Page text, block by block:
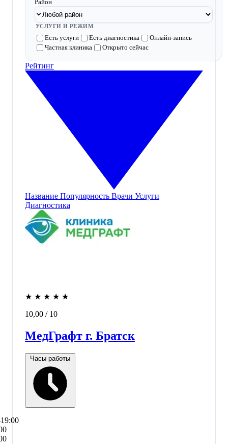
Район
УСЛУГИ И РЕЖИМ
Есть услуги Есть диагностика
Онлайн-запись
Частная клиника
Открыто сейчас
Рейтинг
Название Популярность Врачи Услуги
Диагностика
★ ★ ★ ★ ★
10,00 / 10
МедГрафт г. Братск
Часы работы